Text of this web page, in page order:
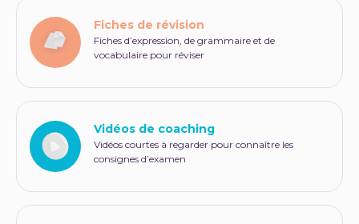
Fiches de révision
Fiches d’expression, de grammaire et de
vocabulaire pour réviser
Vidéos de coaching
Vidéos courtes à regarder pour connaître les
consignes d’examen